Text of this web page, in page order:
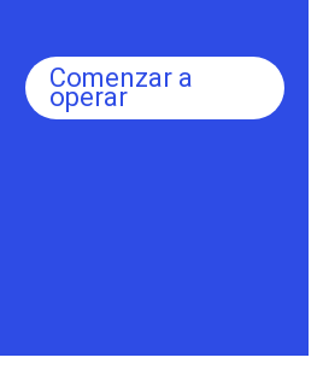
Comenzar a
operar